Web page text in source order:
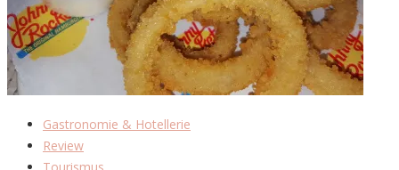
Gastronomie & Hotellerie
Review
Tourismus